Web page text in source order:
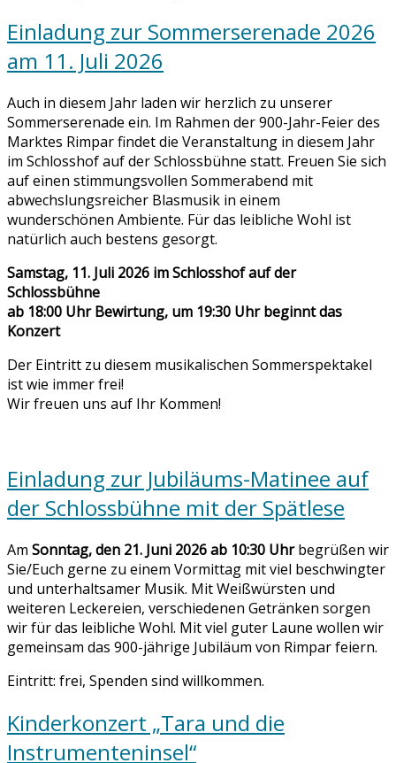
Einladung zur Sommerserenade 2026
am 11. Juli 2026
Auch in diesem Jahr laden wir herzlich zu unserer
Sommerserenade ein. Im Rahmen der 900-Jahr-Feier des
Marktes Rimpar findet die Veranstaltung in diesem Jahr
im Schlosshof auf der Schlossbühne statt. Freuen Sie sich
auf einen stimmungsvollen Sommerabend mit
abwechslungsreicher Blasmusik in einem
wunderschönen Ambiente. Für das leibliche Wohl ist
natürlich auch bestens gesorgt.
Samstag, 11. Juli 2026 im Schlosshof auf der
Schlossbühne
ab 18:00 Uhr Bewirtung, um 19:30 Uhr beginnt das
Konzert
Der Eintritt zu diesem musikalischen Sommerspektakel
ist wie immer frei!
Wir freuen uns auf Ihr Kommen!
Einladung zur Jubiläums-Matinee auf
der Schlossbühne mit der Spätlese
Am Sonntag, den 21. Juni 2026 ab 10:30 Uhrbegrüßen wir
Sie/Euch gerne zu einem Vormittag mit viel beschwingter
und unterhaltsamer Musik. Mit Weißwürsten und
weiteren Leckereien, verschiedenen Getränken sorgen
wir für das leibliche Wohl. Mit viel guter Laune wollen wir
gemeinsam das 900-jährige Jubiläum von Rimpar feiern.
Eintritt: frei, Spenden sind willkommen.
Kinderkonzert „Tara und die
Instrumenteninsel“